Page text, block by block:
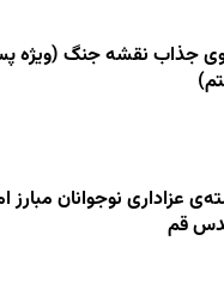
جذاب نقشه جنگ (ویژه
عزاداری نوجوانان
قم